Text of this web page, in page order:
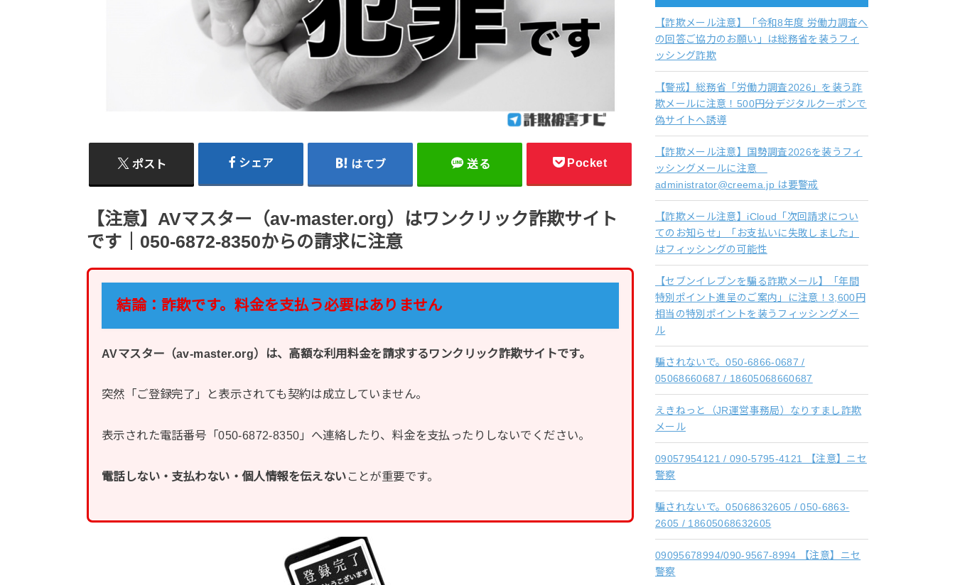
ポスト シェア はてブ 送る Pocket
【注意】AVマスター（av-master.org）はワンクリック詐欺サイト
です｜050-6872-8350からの請求に注意
結論：詐欺です。料金を支払う必要はありません
AVマスター（av-master.org）は、高額な利用料金を請求するワンクリック詐欺サイトです。
突然「ご登録完了」と表示されても契約は成立していません。
表示された電話番号「050-6872-8350」へ連絡したり、料金を支払ったりしないでください。
電話しない・支払わない・個人情報を伝えない ことが重要です。
【詐欺メール注意】「令和8年度 労働力調査へ
の回答ご協力のお願い」は総務省を装うフィ
ッシング詐欺
【警戒】総務省「労働力調査2026」を装う詐
欺メールに注意！500円分デジタルクーポンで
偽サイトへ誘導
【詐欺メール注意】国勢調査2026を装うフィ
ッシングメールに注意
administrator@creema.jp は要警戒
【詐欺メール注意】iCloud「次回請求につい
てのお知らせ」「お支払いに失敗しました」
はフィッシングの可能性
【セブンイレブンを騙る詐欺メール】「年間
特別ポイント進呈のご案内」に注意！3,600円
相当の特別ポイントを装うフィッシングメー
ル
騙されないで。050-6866-0687 /
05068660687 / 18605068660687
えきねっと（JR運営事務局）なりすまし詐欺
メール
09057954121 / 090-5795-4121 【注意】ニセ
警察
騙されないで。05068632605 / 050-6863-
2605 / 18605068632605
09095678994/090-9567-8994 【注意】ニセ
警察